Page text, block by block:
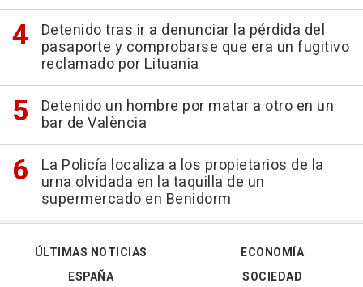
Detenido tras ir a denunciar la pérdida del
pasaporte y comprobarse que era un fugitivo
reclamado por Lituania
Detenido un hombre por matar a otro en un
bar de València
La Policía localiza a los propietarios de la
urna olvidada en la taquilla de un
supermercado en Benidorm
ÚLTIMAS NOTICIAS
ESPAÑA
ECONOMÍA
SOCIEDAD